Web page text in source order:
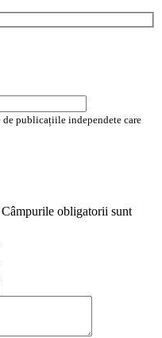
publicațiile independete care
Câmpurile obligatorii sunt